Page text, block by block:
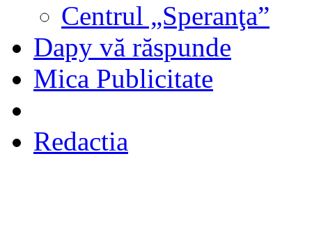
Centrul „Speranţa”
Dapy vă răspunde
Mica Publicitate
Redactia